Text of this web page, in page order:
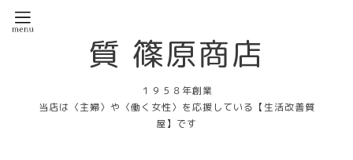
質 篠原商店
１９５８年創業
当店は〈主婦〉や〈働く女性〉を応援している【生活改善質
屋】です